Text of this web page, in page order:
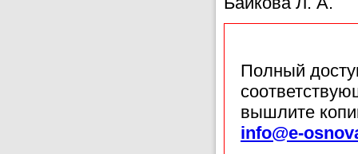
Полный
вышлите
info@e-